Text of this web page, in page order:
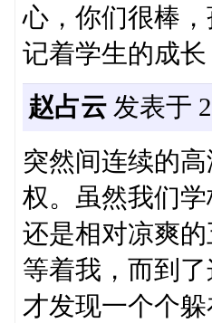
心，你们很棒
记着学生的成长
赵占云发表于
突然间连续的
权。虽然我们
还是相对凉爽
等着我，而到
才发现一个个